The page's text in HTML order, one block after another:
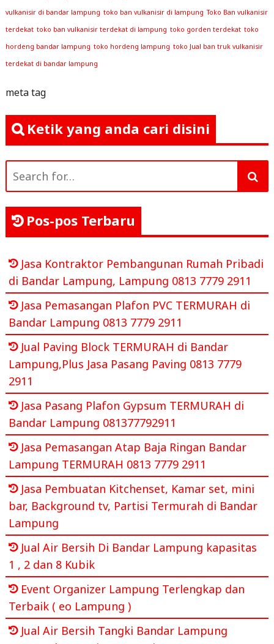
vulkanisir di bandar lampung toko ban vulkanisir di lampung Toko Ban vulkanisir
terdekat toko ban vulkanisir terdekat di lampung toko gorden terdekat toko
hordeng bandar lampung toko hordeng lampung toko Jual ban truk vulkanisir
terdekat di bandar lampung
meta tag
Ketik yang anda cari disini
for:
Pos-pos Terbaru
Jasa Kontraktor Pembangunan Rumah Pribadi
di Bandar Lampung, Lampung 0813 7779 2911
Jasa Pemasangan Plafon PVC TERMURAH di
Bandar Lampung 0813 7779 2911
Jual Paving Block TERMURAH di Bandar
Lampung,Plus Jasa Pasang Paving 0813 7779
2911
Jasa Pasang Plafon Gypsum TERMURAH di
Bandar Lampung 081377792911
Jasa Pemasangan Atap Baja Ringan Bandar
Lampung TERMURAH 0813 7779 2911
Jasa Pembuatan Kitchenset, Kamar set, mini
bar, Background tv, Partisi Termurah di Bandar
Lampung
Jual Air Bersih Di Bandar Lampung kapasitas
1 , 2 dan 8 Kubik
Event Organizer Lampung Terlengkap dan
Terbaik ( eo Lampung )
Jual Air Bersih Tangki Bandar Lampung